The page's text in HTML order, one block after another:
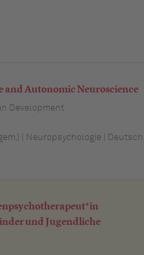
and Autonomic Neuroscience
Development
| Neuropsychologie | Deutsch |
und Jugendliche